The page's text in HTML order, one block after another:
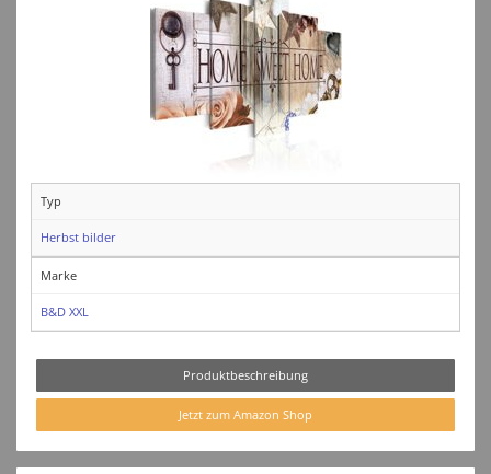
Typ
Herbst bilder
Marke
B&D XXL
Produktbeschreibung
Jetzt zum Amazon Shop